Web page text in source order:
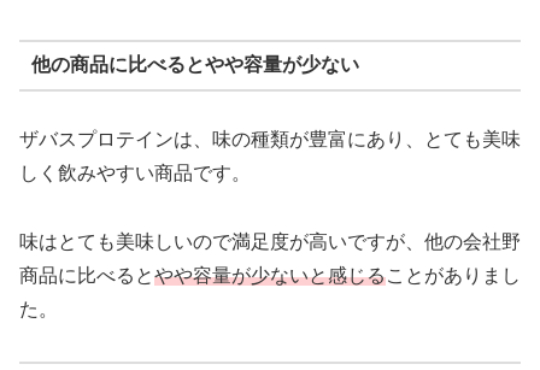
他の商品に比べるとやや容量が少ない
ザバスプロテインは、味の種類が豊富にあり、とても美味
しく飲みやすい商品です。
味はとても美味しいので満足度が高いですが、他の会社野
商品に比べるとやや容量が少ないと感じることがありまし
た。